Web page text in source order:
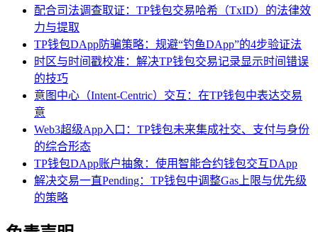
配合司法调查取证：TP钱包交易哈希（TxID）的法律效
力与提取
TP钱包DApp防骗策略：规避“钓鱼DApp”的4步验证法
时区与时间戳校准：解决TP钱包交易记录显示时间错误
的技巧
意图中心（Intent-Centric）交互：在TP钱包中表达交易
意
Web3超级App入口：TP钱包未来集成社交、支付与身份
的综合形态
TP钱包DApp账户抽象：使用智能合约钱包交互DApp
解决交易一直Pending：TP钱包中调整Gas上限与优先级
的策略